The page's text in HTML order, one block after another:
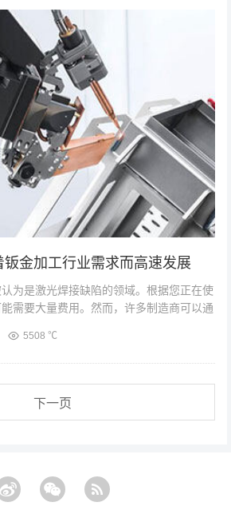
金加工行业需求而高速发展
是激光焊接缺陷的领域。根据您正在使
需要大量费用。然而，许多制造商可以通
5508 ℃
下一页